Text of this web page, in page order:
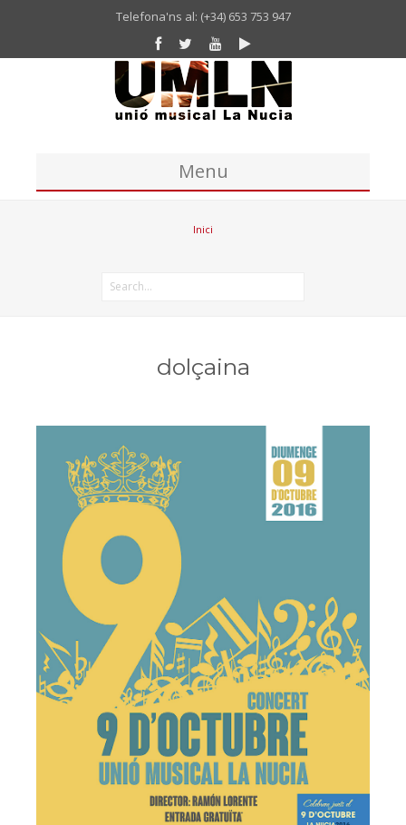
Telefona'ns al: (+34) 653 753 947
Menu
Missatge del president de la UM La Nucia
Historia Unió Musical La Nucia
Director de l'escola
Cap d'estudis escola de música
Professorat
Objectius
Banda Jove
Fes-te soci
Blog
Contacte
Inici
dolçaina